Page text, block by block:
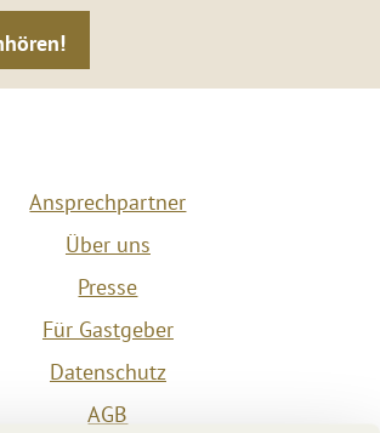
Ansprechpartner
Über uns
Presse
Für Gastgeber
Datenschutz
AGB